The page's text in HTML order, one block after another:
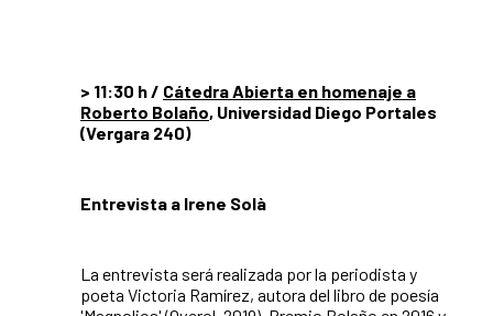
> 11:30 h / Cátedra Abierta en homenaje a
Roberto Bolaño, Universidad Diego Portales
(Vergara 240)
Entrevista a Irene Solà
La entrevista será realizada por la periodista y
poeta Victoria Ramírez, autora del libro de poesía